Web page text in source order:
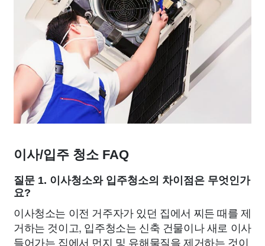
이사/입주 청소 FAQ
질문 1. 이사청소와 입주청소의 차이점은 무엇인가
요?
이사청소는 이전 거주자가 있던 집에서 찌든 때를 제
거하는 것이고, 입주청소는 신축 건물이나 새로 이사
들어가는 집에서 먼지 및 유해물질을 제거하는 것이